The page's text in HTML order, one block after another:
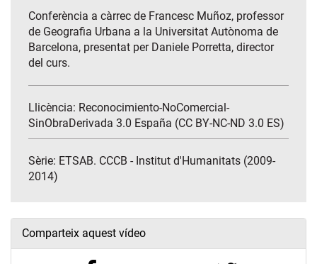
Conferència a càrrec de Francesc Muñoz, professor
de Geografia Urbana a la Universitat Autònoma de
Barcelona, presentat per Daniele Porretta, director
del curs.
Llicència: Reconocimiento-NoComercial-
SinObraDerivada 3.0 España (CC BY-NC-ND 3.0 ES)
Sèrie: ETSAB. CCCB - Institut d'Humanitats (2009-
2014)
Comparteix aquest vídeo